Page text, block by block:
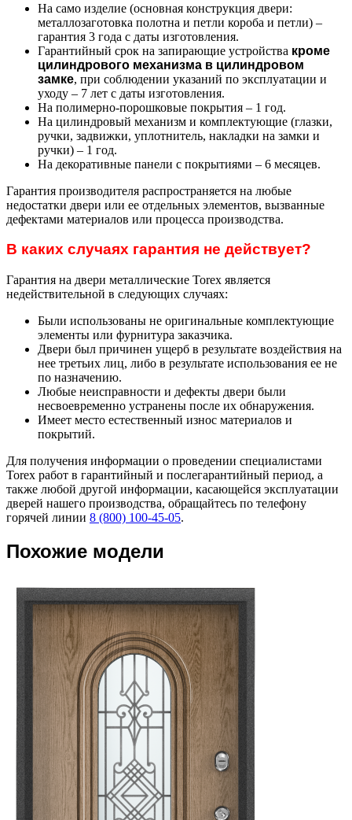
На само изделие (основная конструкция двери:
металлозаготовка полотна и петли короба и петли) –
гарантия 3 года с даты изготовления.
Гарантийный срок на запирающие устройства кроме
цилиндрового механизма в цилиндровом
замке, при соблюдении указаний по эксплуатации и
уходу – 7 лет с даты изготовления.
На полимерно-порошковые покрытия – 1 год.
На цилиндровый механизм и комплектующие (глазки,
ручки, задвижки, уплотнитель, накладки на замки и
ручки) – 1 год.
На декоративные панели с покрытиями – 6 месяцев.
Гарантия производителя распространяется на любые
недостатки двери или ее отдельных элементов, вызванные
дефектами материалов или процесса производства.
В каких случаях гарантия не действует?
Гарантия на двери металлические Torex является
недействительной в следующих случаях:
Были использованы не оригинальные комплектующие
элементы или фурнитура заказчика.
Двери был причинен ущерб в результате воздействия на
нее третьих лиц, либо в результате использования ее не
по назначению.
Любые неисправности и дефекты двери были
несвоевременно устранены после их обнаружения.
Имеет место естественный износ материалов и
покрытий.
Для получения информации о проведении специалистами
Torex работ в гарантийный и послегарантийный период, а
также любой другой информации, касающейся эксплуатации
дверей нашего производства, обращайтесь по телефону
горячей линии 8 (800) 100-45-05.
Похожие модели